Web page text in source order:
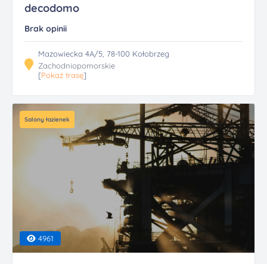
decodomo
Brak opinii
Mazowiecka 4A/5, 78-100 Kołobrzeg
Zachodniopomorskie
[Pokaż trasę]
Salony łazienek
4961